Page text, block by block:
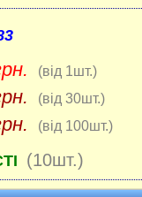
(від 1шт.)
(від 30шт.)
(від 100шт.)
(10шт.)